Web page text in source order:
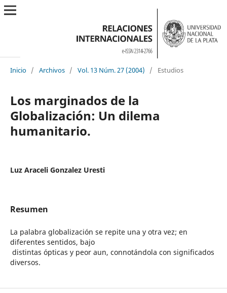
Inicio / Archivos / Vol. 13 Núm. 27 (2004) / Estudios
Los marginados de la
Globalización: Un dilema
humanitario.
Luz Araceli Gonzalez Uresti
Resumen
La palabra globalización se repite una y otra vez; en
diferentes sentidos, bajo
distintas ópticas y peor aun, connotándola con significados
diversos.